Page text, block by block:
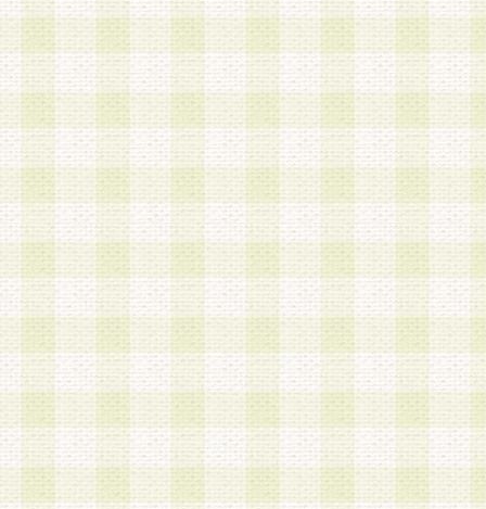
3.会員は、当社から付与されたログインIDおよび
貸与、名義変更、売買その他形態を問わず第三者
ならないものとします。
4.当社は、会員によるログインIDおよびパスワー
盗用など第三者の利用に伴う損害の発生について
き事由の有無、その他原因の如何を問わず、一切
のとします。
第5条 会員の登録情報
1.当社は、会員の登録情報に含まれる氏名・住所
アドレス等会員個人を識別できる情報を当社が別
シーポリシー
」に基づき適切に取り扱うものとし
は、当該個人情報を以下の各号に定める目的に利
す。なお、これら事項以外の目的で個人情報を利
かじめ会員の同意を得たうえで利用するものとし
a.本サービスの実施または運営
b.本サービスに係る謝礼、景品、調査サンプル品